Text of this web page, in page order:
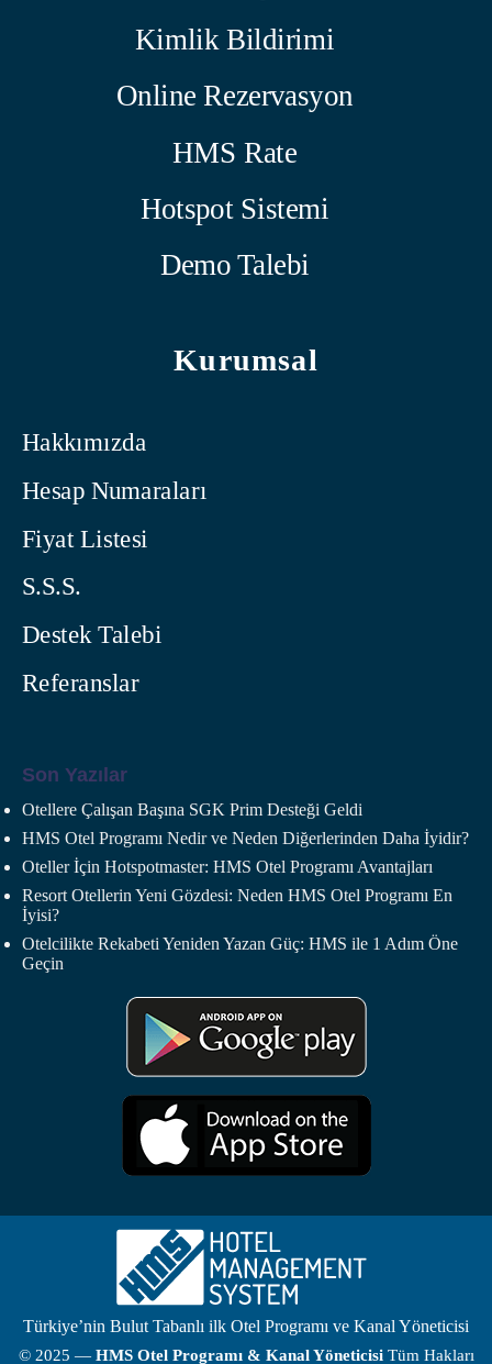
Kimlik Bildirimi
Online Rezervasyon
HMS Rate
Hotspot Sistemi
Demo Talebi
Kurumsal
Hakkımızda
Hesap Numaraları
Fiyat Listesi
S.S.S.
Destek Talebi
Referanslar
Son Yazılar
Otellere Çalışan Başına SGK Prim Desteği Geldi
HMS Otel Programı Nedir ve Neden Diğerlerinden Daha İyidir?
Oteller İçin Hotspotmaster: HMS Otel Programı Avantajları
Resort Otellerin Yeni Gözdesi: Neden HMS Otel Programı En
İyisi?
Otelcilikte Rekabeti Yeniden Yazan Güç: HMS ile 1 Adım Öne
Geçin
Türkiye’nin Bulut Tabanlı ilk Otel Programı ve Kanal Yöneticisi
© 2025 — HMS Otel Programı& Kanal YöneticisiTüm Hakları